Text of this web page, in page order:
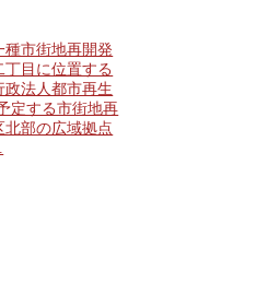
種市街地再開発
目に位置する
法人都市再生
定する市街地再
北部の広域拠点